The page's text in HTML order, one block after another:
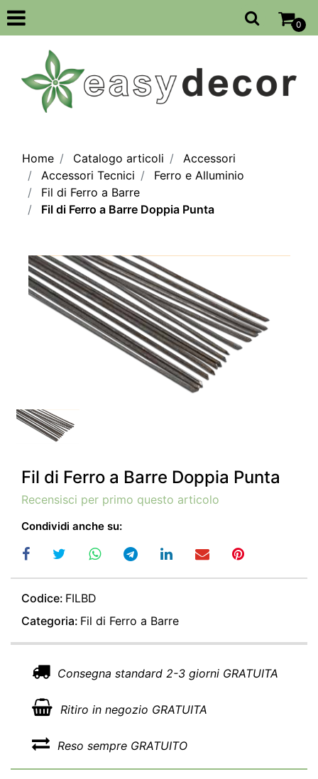
Open
0
Home Catalogo articoli
Accessori
Accessori Tecnici
Ferro e Alluminio
Fil di Ferro a Barre
Fil di Ferro a Barre Doppia Punta
Fil di Ferro a Barre Doppia Punta
Recensisci per primo questo articolo
Condividi anche su:
Codice: FILBD
Categoria: Fil di Ferro a Barre
Consegna standard 2-3 giorni GRATUITA
Ritiro in negozio GRATUITA
Reso sempre GRATUITO